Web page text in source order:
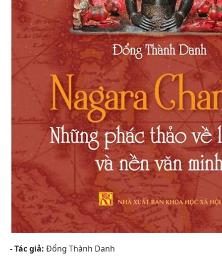
- Tác giả: Đổng Thành Danh